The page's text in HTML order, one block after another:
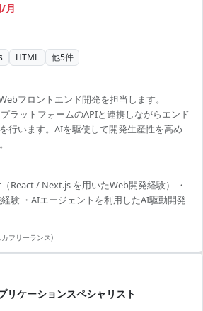
月
HTML 他5件
フロントエンド開発を担当します。
ラットフォームのAPIと連携しながらエンド
行います。AIを駆使して開発生産性を高め
React / Next.js を用いたWeb開発経験） ・
験 ・AIエージェントを利用したAI駆動開発
フリーランス)
リケーションスペシャリスト